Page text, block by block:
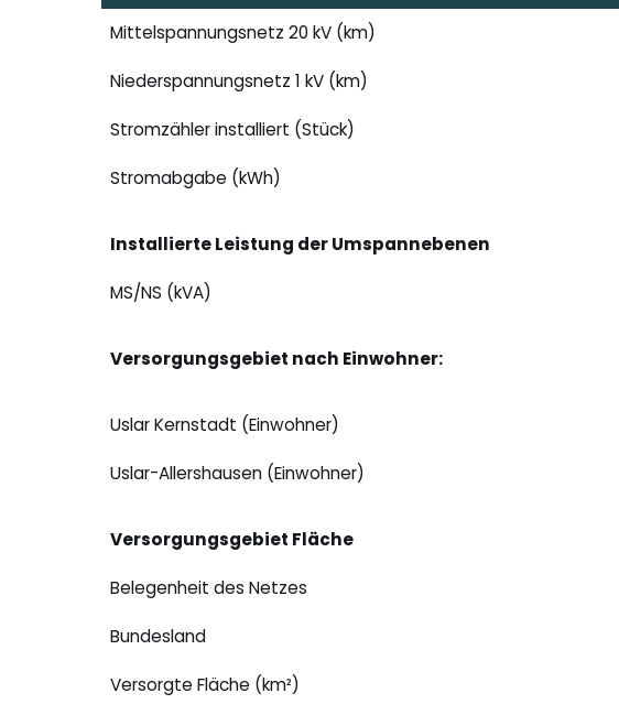
Mittelspannungsnetz 20 kV (km)
Niederspannungsnetz 1 kV (km)
Stromzähler installiert (Stück)
Stromabgabe (kWh)
Installierte Leistung der Umspannebenen
MS/NS (kVA)
Versorgungsgebiet nach Einwohner:
Uslar Kernstadt (Einwohner)
Uslar-Allershausen (Einwohner)
Versorgungsgebiet Fläche
Belegenheit des Netzes
Bundesland
Versorgte Fläche (km²)